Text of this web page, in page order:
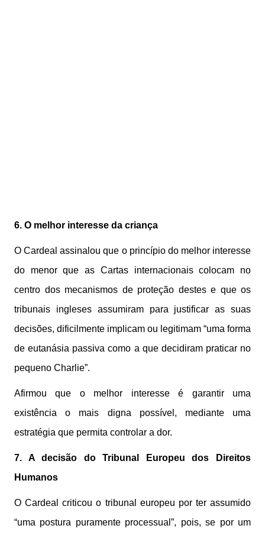
6. O melhor interesse da criança
O Cardeal assinalou que o princípio do melhor interesse
do menor que as Cartas internacionais colocam no
centro dos mecanismos de proteção destes e que os
tribunais ingleses assumiram para justificar as suas
decisões, dificilmente implicam ou legitimam “uma forma
de eutanásia passiva como a que decidiram praticar no
pequeno Charlie”.
Afirmou que o melhor interesse é garantir uma
existência o mais digna possível, mediante uma
estratégia que permita controlar a dor.
7. A decisão do Tribunal Europeu dos Direitos
Humanos
O Cardeal criticou o tribunal europeu por ter assumido
“uma postura puramente processual”, pois, se por um